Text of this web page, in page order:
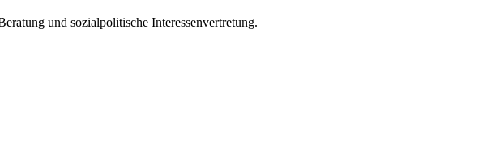
und sozialpolitische Interessenvertretung.